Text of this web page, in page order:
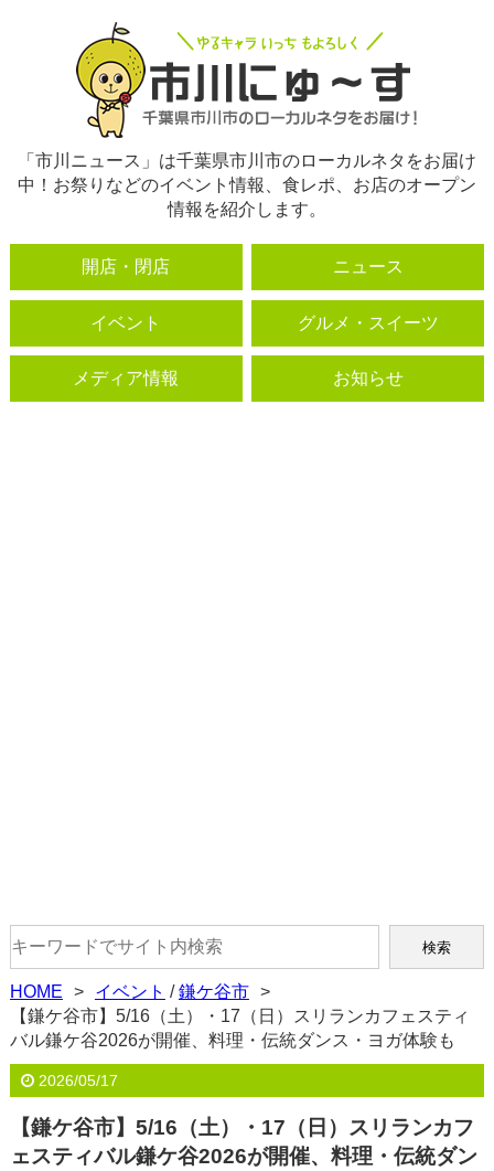
「市川ニュース」は千葉県市川市のローカルネタをお届け
中！お祭りなどのイベント情報、食レポ、お店のオープン
情報を紹介します。
開店・閉店 ニュース
イベント グルメ・スイーツ
メディア情報 お知らせ
HOME イベント /鎌ケ谷市
【鎌ケ谷市】5/16（土）・17（日）スリランカフェスティ
バル鎌ケ谷2026が開催、料理・伝統ダンス・ヨガ体験も
2026/05/17
【鎌ケ谷市】5/16（土）・17（日）スリランカフ
ェスティバル鎌ケ谷2026が開催、料理・伝統ダン